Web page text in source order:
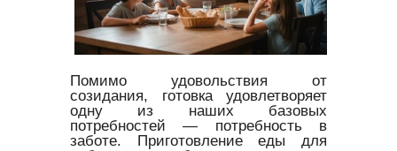
Помимо удовольствия от
созидания, готовка удовлетворяет
одну из наших базовых
потребностей — потребность в
заботе. Приготовление еды для